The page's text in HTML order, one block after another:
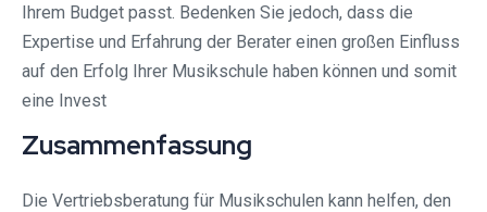
Ihrem Budget passt. Bedenken Sie jedoch, dass die
Expertise und Erfahrung der Berater einen großen Einfluss
auf den Erfolg Ihrer Musikschule haben können und somit
eine Invest
Zusammenfassung
Die Vertriebsberatung für Musikschulen kann helfen, den